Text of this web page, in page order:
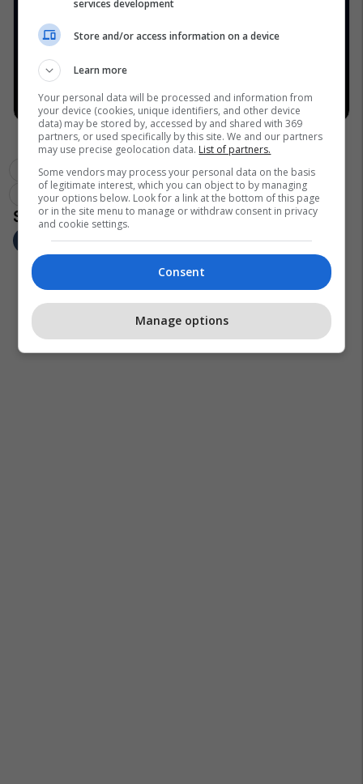
Prona Bregu I Diellit
Pro Real Estate
Lagje E Konsoliduar
Familje
services development
Store and/or access information on a device
Learn more
Your personal data will be processed and information from
your device (cookies, unique identifiers, and other device
data) may be stored by, accessed by and shared with 369
partners, or used specifically by this site. We and our partners
may use precise geolocation data. List of partners.
Some vendors may process your personal data on the basis
of legitimate interest, which you can object to by managing
your options below. Look for a link at the bottom of this page
or in the site menu to manage or withdraw consent in privacy
and cookie settings.
Consent
Manage options